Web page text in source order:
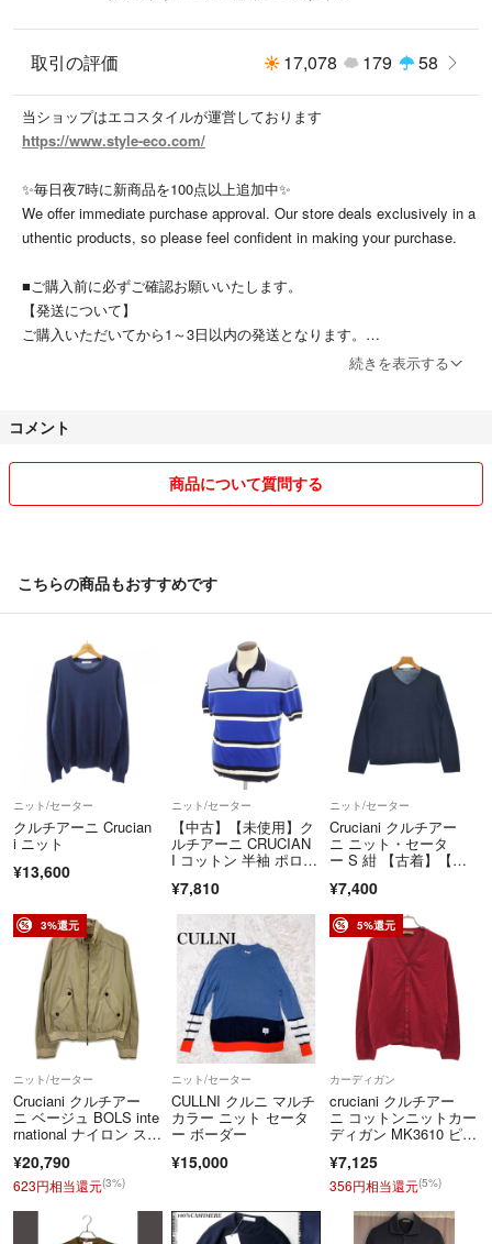
A：綺麗な状態
B：通常使用に伴う若干の使用感有
C：目立つ傷や汚れ、使用感有
★お昼12時までのご入金で即日発送可能★
日曜日を除き、12時までにご入金確認ができた場合は即日発送いたしま
す。
※在庫移動の状況によっては、即日発送を承れない場合がございます。
※毎月1日は棚卸業務のため、発送が1～2日ほど遅れる場合がございます。
※店頭陳列商品の場合は、在庫状況により日曜日に発送できる場合もござ
※発送日に関する詳細につきましては、お気軽にお問い合わせください。
【採寸詳細】
身幅：両脇の付け根
■注意事項
当ショップでは、原則としてお客様都合による返品はお受けしておりませ
ん。
す。また、撮影環境やご使用の端末・光の加減により、実物の色合いと異
なって見える場合がございます。あらかじめご了承ください。
商品は複数の販売サイトで在庫を共有しており、システムにて在庫調整を
行っておりますが、タイミングにより在庫にずれが生じ、欠品となる場合
がございます。あらかじめご了承ください。
当ショップは日本流通自主管理協会という第三者機関に所属しており、す
べての商品は査定基準を満たしているお品物でございます。
万が一、ご購入後にご心配・ご不安な点がございましたら、ご連絡いただ
ければご対応させていただきます。
ショップをフォローしていただくと、新入荷アイテムの通知を受け取るこ
当店では、選りすぐりのアイテムを月に約4,000点以上追加しております
ので、ぜひフォローをお願いいたします！
【We offer immediate purchase approval. Our store deals exclusively in a
uthentic products, so please feel confident in making your purchase.】
取引の評価 17,078 179 58
当ショップはエコスタイルが運営しております
https://www.style-eco.com/
✨毎日夜7時に新商品を100点以上追加中✨
We offer immediate purchase approval. Our store deals exclusively in a
uthentic products, so please feel confident in making your purchase.
■ご購入前に必ずご確認お願いいたします。
【発送について】
ご購入いただいてから1～3日以内の発送となります。
平日であれば正午までにご入金が確認できますと当日の発送が可能とな
10：00～18：00 ※年末年始、日休業
営業時間外にお問い合わせいただいた場合は翌営業日以降の回答となり
【価格に関して】
定期的に全商品の見直しを行っております。すべて1点もののため再入
他モールにも同時に出品をしているため売り切れの場合はご了承くださ
いませ。
【故障・返品について】
中古品の記載のある商品は動作確認を行っておりますが、稀に動作不良
がございます。
その際は評価前にご一報くださいませ。
ジャンク記載のある商品は一切の保証がございません。
お客様都合での返金・交換対応は致しかねます。
商品到着後、万が一お品物に不安な点がございました、ご連絡くださ
【真贋について】
弊社はAACD（一般社団法人 日本流通自主管理協会）に加盟しており
ます。
販売している商品は1点ずつ、鑑定した基準内商品でございます。
万が一、メーカーより正規品でないと判断された場合はご返金の対応を
させていただきますので、ご安心下さい。
【運営会社】
株式会社スタンディングポイント
【お問い合わせ先】
続きを表示する
コメント
商品について質問する
こちらの商品もおすすめです
ニット/セーター
クルチアーニ Crucian
i ニット
¥13,600
ニット/セーター
【中古】【未使用】ク
ルチアーニ CRUCIAN
I コットン 半袖 ポロニ
【サイズ50】【メン
ズ】
¥7,810
ニット/セーター
Cruciani クルチアー
ニ ニット・セータ
ー S 紺 【古着】【中
¥7,400
3%還元
ニット/セーター
Cruciani クルチアー
ニ ベージュ BOLS inte
rnational ナイロン スイ
¥20,790
623円相当還元(3%)
ニット/セーター
CULLNI クルニ マルチ
カラー ニット セータ
ー ボーダー
¥15,000
5%還元
カーディガン
cruciani クルチアー
ニ コットンニットカー
ディガン MK3610 ピン
¥7,125
356円相当還元(5%)